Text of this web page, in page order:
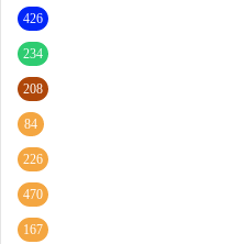
426
234
208
84
226
470
167